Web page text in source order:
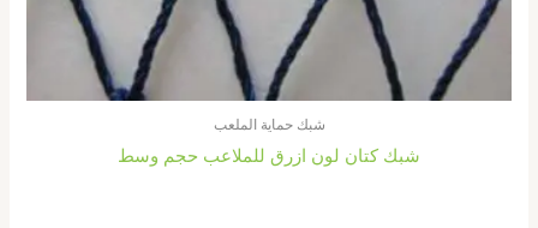
شبك حماية الملعب
شبك كتان لون ازرق للملاعب حجم وسط